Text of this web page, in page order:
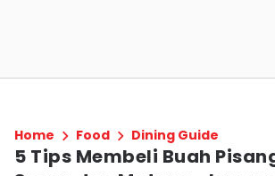
Home Food Dining Guide
5 Tips Membeli Buah